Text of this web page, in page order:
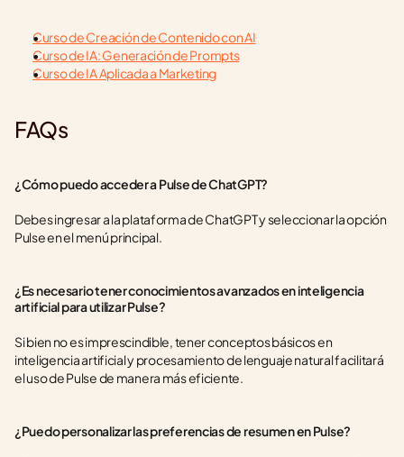
Curso de Creación de Contenido con AI
Curso de IA: Generación de Prompts
Curso de IA Aplicada a Marketing
FAQs
¿Cómo puedo acceder a Pulse de ChatGPT?
Debes ingresar a la plataforma de ChatGPT y seleccionar la opción
Pulse en el menú principal.
¿Es necesario tener conocimientos avanzados en inteligencia
artificial para utilizar Pulse?
Si bien no es imprescindible, tener conceptos básicos en
inteligencia artificial y procesamiento de lenguaje natural facilitará
el uso de Pulse de manera más eficiente.
¿Puedo personalizar las preferencias de resumen en Pulse?